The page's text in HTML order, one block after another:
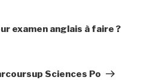
examen anglais à faire ?
Sciences Po